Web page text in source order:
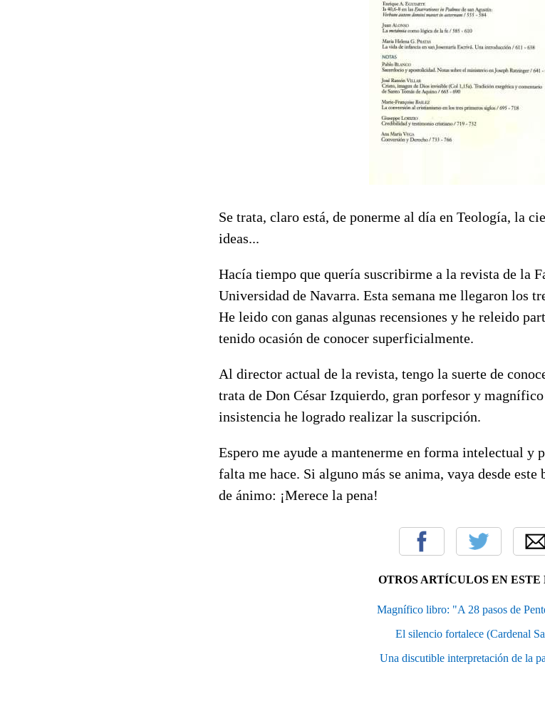
Se trata, claro está, de ponerme al día en Teología, la
ideas...
Hacía tiempo que quería suscribirme a la revista de la
Universidad de Navarra. Esta semana me llegaron los
He leido con ganas algunas recensiones y he releido
tenido ocasión de conocer superficialmente.
Al director actual de la revista, tengo la suerte de
trata de Don César Izquierdo, gran porfesor y
insistencia he logrado realizar la suscripción.
Espero me ayude a mantenerme en forma intelectual y
falta me hace. Si alguno más se anima, vaya desde
de ánimo: ¡Merece la pena!
OTROS ARTÍCULOS EN ESTE
Magnífico libro: "A 28 pasos de
El silencio fortalece (Cardenal
Una discutible interpretación de la